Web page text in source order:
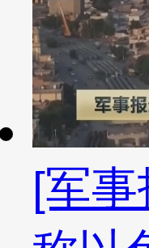
[军